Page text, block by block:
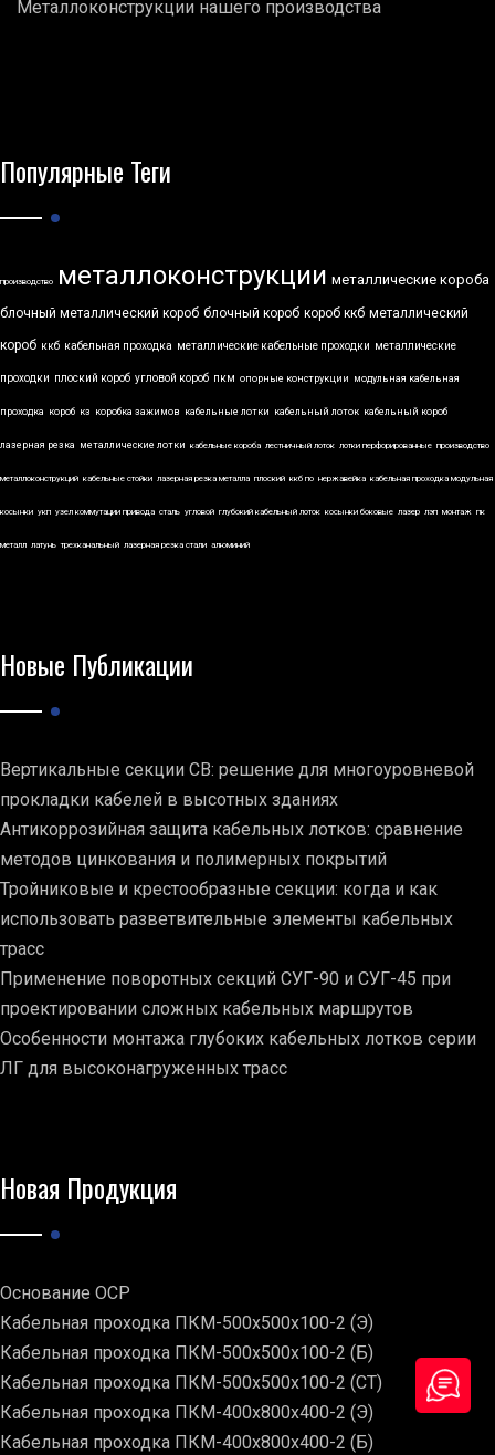
Металлоконструкции нашего производства
Популярные Теги
производство металлоконструкции металлические короба
блочный металлический короб блочный короб короб ккб металлический
короб ккб кабельная проходка металлические кабельные проходки металлические
проходки плоский короб угловой короб пкм опорные конструкции модульная кабельная
проходка короб кз коробка зажимов кабельные лотки кабельный лоток кабельный короб
лазерная резка металлические лотки кабельные короба лестничный лоток лотки перфорированные производство
металлоконструкций кабельные стойки лазерная резка металла плоский ккб по нержавейка кабельная проходка модульная
косынки укп узел коммутации привода сталь угловой глубокий кабельный лоток косынки боковые лазер лэп монтаж пк
металл латунь трехканальный лазерная резка стали алюминий
Новые Публикации
Вертикальные секции СВ: решение для многоуровневой
прокладки кабелей в высотных зданиях
Антикоррозийная защита кабельных лотков: сравнение
методов цинкования и полимерных покрытий
Тройниковые и крестообразные секции: когда и как
использовать разветвительные элементы кабельных
трасс
Применение поворотных секций СУГ-90 и СУГ-45 при
проектировании сложных кабельных маршрутов
Особенности монтажа глубоких кабельных лотков серии
ЛГ для высоконагруженных трасс
Новая Продукция
Основание ОСР
Кабельная проходка ПКМ-500х500х100-2 (Э)
Кабельная проходка ПКМ-500х500х100-2 (Б)
Кабельная проходка ПКМ-500х500х100-2 (СТ)
Кабельная проходка ПКМ-400х800х400-2 (Э)
Кабельная проходка ПКМ-400х800х400-2 (Б)